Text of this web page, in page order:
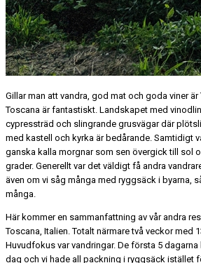
Gillar man att vandra, god mat och goda viner
Toscana är fantastiskt. Landskapet med
cypressträd och slingrande grusvägar där
med kastell och kyrka är bedårande. Samtidigt
ganska kalla morgnar som sen övergick till sol
grader. Generellt var det väldigt få andra
även om vi såg många med ryggsäck i byarna,
många.
Här kommer en sammanfattning av vår andra
Toscana, Italien. Totalt närmare två veckor med
Huvudfokus var vandringar. De första 5
dag och vi hade all packning i ryggsäck istället